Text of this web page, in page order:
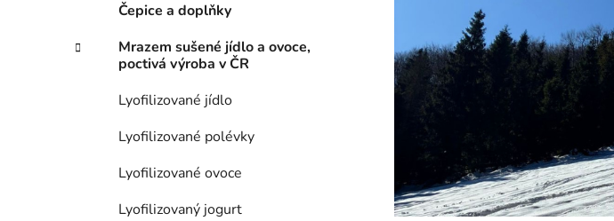
e
Čepice a doplňky
Mrazem sušené jídlo a ovoce,
poctivá výroba v ČR
Lyofilizované jídlo
Lyofilizované polévky
Lyofilizované ovoce
Lyofilizovaný jogurt